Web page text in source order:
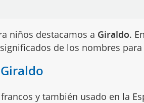
niños destacamos a Giraldo.
de los nombres para
y también usado en la